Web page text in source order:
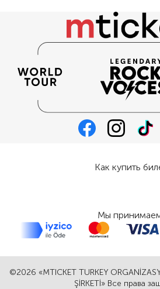
©2026 «MTICKET TURKEY
ŞİRKETİ» Все права
Как купить
Мы